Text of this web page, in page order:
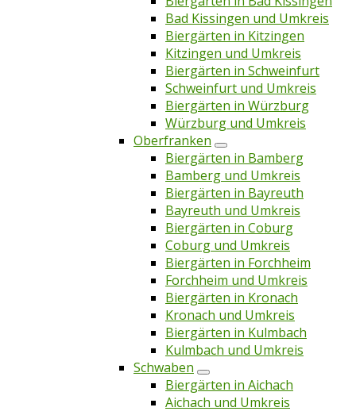
Bad Kissingen und Umkreis
Biergärten in Kitzingen
Kitzingen und Umkreis
Biergärten in Schweinfurt
Schweinfurt und Umkreis
Biergärten in Würzburg
Würzburg und Umkreis
Oberfranken
Biergärten in Bamberg
Bamberg und Umkreis
Biergärten in Bayreuth
Bayreuth und Umkreis
Biergärten in Coburg
Coburg und Umkreis
Biergärten in Forchheim
Forchheim und Umkreis
Biergärten in Kronach
Kronach und Umkreis
Biergärten in Kulmbach
Kulmbach und Umkreis
Schwaben
Biergärten in Aichach
Aichach und Umkreis